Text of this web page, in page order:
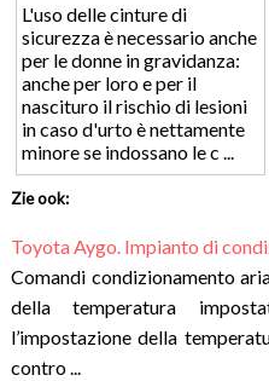
L'uso delle cinture di
sicurezza è necessario anche
per le donne in gravidanza:
anche per loro e per il
nascituro il rischio di lesioni
in caso d'urto è nettamente
minore se indossano le c ...
Zie ook:
Toyota Aygo. Impianto di
Comandi condizionamento
della temperatura
l’impostazione della
contro ...